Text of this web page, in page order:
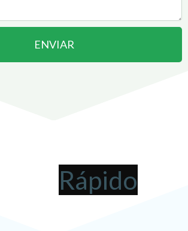
ENVIAR
pode ser !